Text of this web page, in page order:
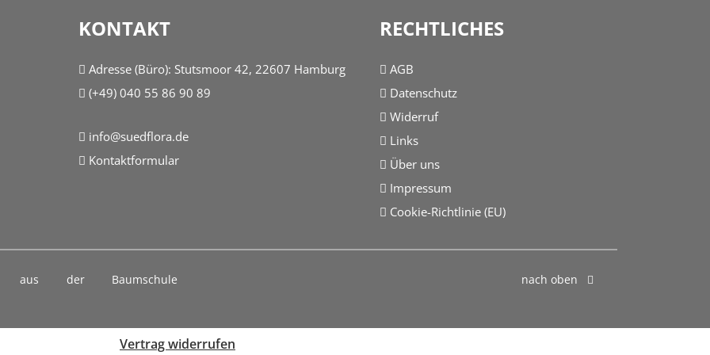
KONTAKT
Adresse (Büro): Stutsmoor 42, 22607 Hamburg
(+49) 040 55 86 90 89
info@suedflora.de
Kontaktformular
RECHTLICHES
AGB
Datenschutz
Widerruf
Links
Über uns
Impressum
Cookie-Richtlinie (EU)
der Baumschule nach oben
Vertrag widerrufen